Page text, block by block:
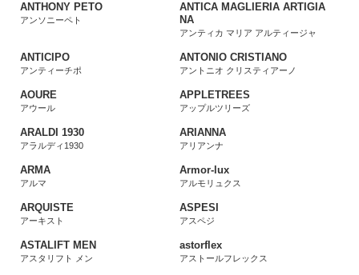
ANTHONY PETO
アンソニーペト
ANTICA MAGLIERIA ARTIGIA
NA
アンティカ マリア アルティージャ
ANTICIPO
アンティーチポ
ANTONIO CRISTIANO
アントニオ クリスティアーノ
AOURE
アウール
APPLETREES
アップルツリーズ
ARALDI 1930
アラルディ1930
ARIANNA
アリアンナ
ARMA
アルマ
Armor-lux
アルモリュクス
ARQUISTE
アーキスト
ASPESI
アスペジ
ASTALIFT MEN
アスタリフト メン
astorflex
アストールフレックス